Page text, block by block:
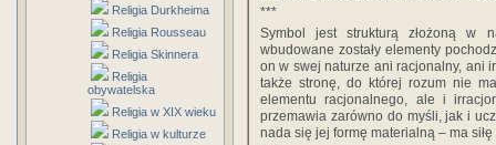
Religia Durkheima
Religia Rousseau
Religia Skinnera
Religia
obywatelska
Religia w XIX wieku
Religia w kulturze
***
Symbol jest strukturą złożoną w
wbudowane zostały elementy
on w swej naturze ani racjonalny, ani
także stronę, do której rozum nie
elementu racjonalnego, ale i
przemawia zarówno do myśli, jak i
nada się jej formę materialną – ma